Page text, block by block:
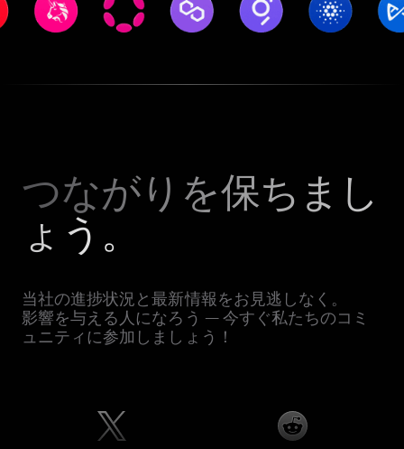
つながりを保ちまし
ょう。
当社の進捗状況と最新情報をお見逃しなく。
影響を与える人になろう — 今すぐ私たちのコミ
ュニティに参加しましょう！